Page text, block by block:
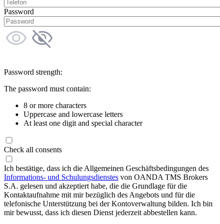
Password
Password strength:
The password must contain:
8 or more characters
Uppercase and lowercase letters
At least one digit and special character
Check all consents
Ich bestätige, dass ich die Allgemeinen Geschäftsbedingungen des
Informations- und Schulungsdienstes von OANDA TMS Brokers
S.A. gelesen und akzeptiert habe, die die Grundlage für die
Kontaktaufnahme mit mir bezüglich des Angebots und für die
telefonische Unterstützung bei der Kontoverwaltung bilden. Ich bin
mir bewusst, dass ich diesen Dienst jederzeit abbestellen kann.